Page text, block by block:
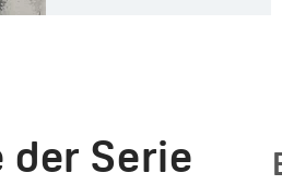
der Serie